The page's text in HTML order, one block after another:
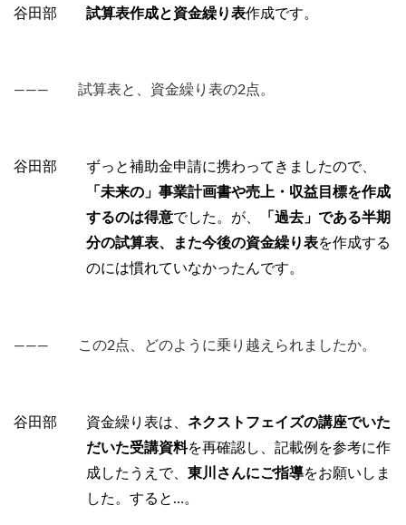
谷田部 試算表作成と資金繰り表作成です。
――― 試算表と、資金繰り表の2点。
谷田部 ずっと補助金申請に携わってきましたので、
「未来の」事業計画書や売上・収益目標を作成
するのは得意でした。が、
「過去」である半期
分の試算表、また今後の資金繰り表を作成する
のには慣れていなかったんです。
――― この2点、どのように乗り越えられましたか。
谷田部 資金繰り表は、 ネクストフェイズの講座でいた
だいた受講資料を再確認し、記載例を参考に作
成したうえで、 東川さんにご指導をお願いしま
した。すると…。